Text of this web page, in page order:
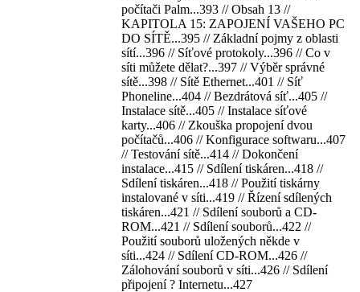
počítači Palm...393 // Obsah 13 //
KAPITOLA 15: ZAPOJENÍ VAŠEHO PC
DO SÍTĚ...395 // Základní pojmy z oblasti
sítí...396 // Síťové protokoly...396 // Co v
síti můžete dělat?...397 // Výběr správné
sítě...398 // Sítě Ethernet...401 // Síť
Phoneline...404 // Bezdrátová síť...405 //
Instalace sítě...405 // Instalace síťové
karty...406 // Zkouška propojení dvou
počítačů...406 // Konfigurace softwaru...407
// Testování sítě...414 // Dokončení
instalace...415 // Sdílení tiskáren...418 //
Sdílení tiskáren...418 // Použití tiskárny
instalované v síti...419 // Řízení sdílených
tiskáren...421 // Sdílení souborů a CD-
ROM...421 // Sdílení souborů...422 //
Použití souborů uložených někde v
síti...424 // Sdílení CD-ROM...426 //
Zálohování souborů v síti...426 // Sdílení
připojení ? Internetu...427